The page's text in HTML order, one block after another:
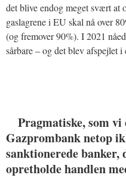
det blive endog meget svært at
gaslagrene i EU skal nå over
(og fremover 90%). I 2021
sårbare – og det blev afspejlet i
Pragmatiske, som
Gazprombank netop
sanktionerede banker,
opretholde handlen